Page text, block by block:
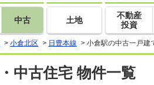
中古 土地
不動産
投資
> 小倉北区 > 日豊本線 > 小倉駅の中古一戸建
中古住宅 物件一覧